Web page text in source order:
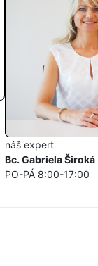
náš expert
Bc. Gabriela Široká
PO-PÁ 8:00-17:00